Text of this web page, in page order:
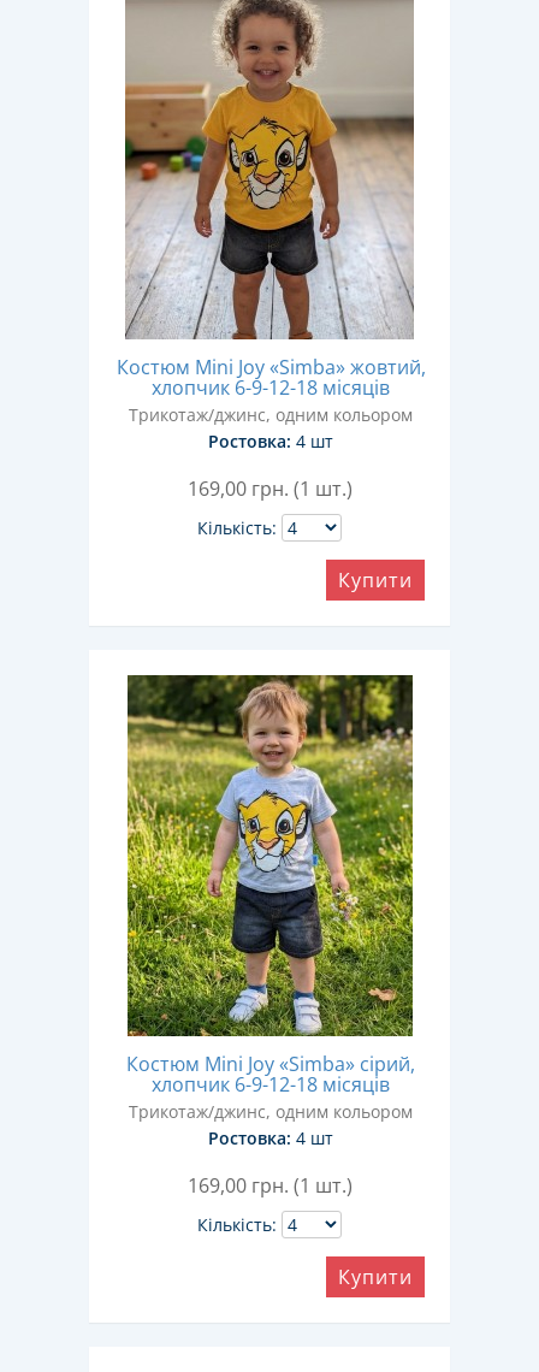
Костюм Mini Joy «Simba» жовтий,
хлопчик 6-9-12-18 місяців
Трикотаж/джинс, одним кольором
Ростовка: 4 шт
169,00 грн. (1 шт.)
Кількість:
Купити
Костюм Mini Joy «Simba» сірий,
хлопчик 6-9-12-18 місяців
Трикотаж/джинс, одним кольором
Ростовка: 4 шт
169,00 грн. (1 шт.)
Кількість:
Купити